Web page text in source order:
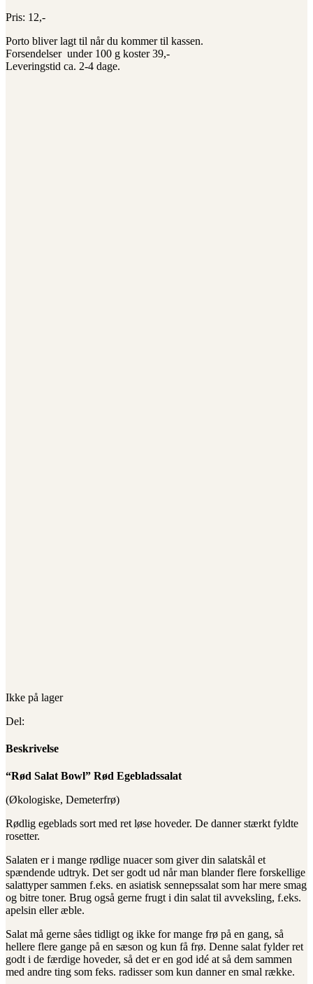
Pris: 12,-
Porto bliver lagt til når du kommer til kassen.
Forsendelser under 100 g koster 39,-
Leveringstid ca. 2-4 dage.
Ikke på lager
Del:
Beskrivelse
“Rød Salat Bowl” Rød Egebladssalat
(Økologiske, Demeterfrø)
Rødlig egeblads sort med ret løse hoveder. De danner stærkt fyldte
rosetter.
Salaten er i mange rødlige nuacer som giver din salatskål et
spændende udtryk. Det ser godt ud når man blander flere forskellige
salattyper sammen f.eks. en asiatisk sennepssalat som har mere smag
og bitre toner. Brug også gerne frugt i din salat til avveksling, f.eks.
apelsin eller æble.
Salat må gerne såes tidligt og ikke for mange frø på en gang, så
hellere flere gange på en sæson og kun få frø. Denne salat fylder ret
godt i de færdige hoveder, så det er en god idé at så dem sammen
med andre ting som feks. radisser som kun danner en smal række.